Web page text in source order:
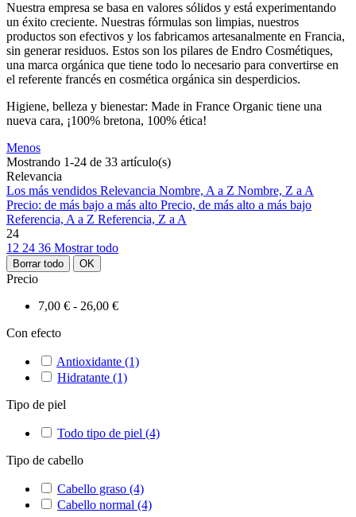
Nuestra empresa se basa en valores sólidos y está experimentando
un éxito creciente. Nuestras fórmulas son limpias, nuestros
productos son efectivos y los fabricamos artesanalmente en Francia,
sin generar residuos. Estos son los pilares de Endro Cosmétiques,
una marca orgánica que tiene todo lo necesario para convertirse en
el referente francés en cosmética orgánica sin desperdicios.
Higiene, belleza y bienestar: Made in France Organic tiene una
nueva cara, ¡100% bretona, 100% ética!
Menos
Mostrando 1-24 de 33 artículo(s)
Relevancia
Los más vendidos Relevancia Nombre, A a Z Nombre, Z a A
Precio: de más bajo a más alto Precio, de más alto a más bajo
Referencia, A a Z Referencia, Z a A
24
12 24 36 Mostrar todo
Borrar todo OK
Precio
7,00 € - 26,00 €
Con efecto
Antioxidante (1)
Hidratante (1)
Tipo de piel
Todo tipo de piel (4)
Tipo de cabello
Cabello graso (4)
Cabello normal (4)